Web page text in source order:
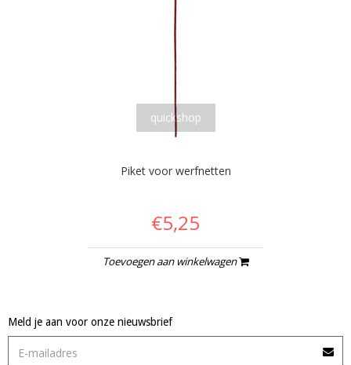
quickshop
Piket voor werfnetten
€5,25
Toevoegen aan winkelwagen
Meld je aan voor onze nieuwsbrief